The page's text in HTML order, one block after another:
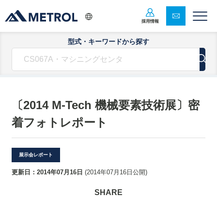
採用情報
型式・キーワードから探す
〔2014 M-Tech 機械要素技術展〕密
着フォトレポート
展示会レポート
更新日： 2014年07月16日 (2014年07月16日 公開)
SHARE